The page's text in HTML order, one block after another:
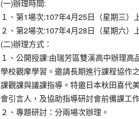
(一)辦理時間:
１、第1場次:107年4月25日（星期三）
２、第2場次:107年4月28日（星期六）
(二)辦理方式：
１、公開授課:由瑞芳區雙溪高中辦理
學校觀摩學習。邀請長期進行課程協作
課觀課與議課指導。特邀日本秋田喜代
會引言人，及協助指導研討會前備課工
２、專題研討：分兩場次辦理。